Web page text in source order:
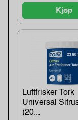
Kjøp
Luftfrisker Tork
Universal
(20...